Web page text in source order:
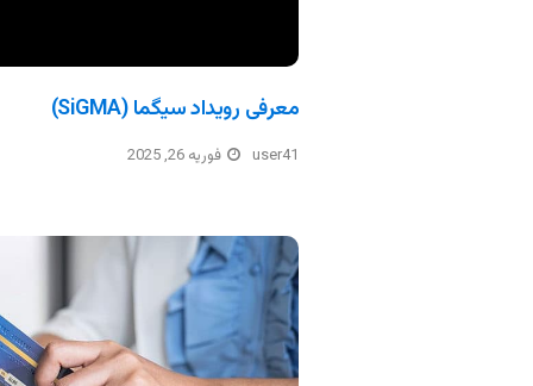
معرفی رویداد سیگما (SiGMA)
user41 فوریه 26, 2025